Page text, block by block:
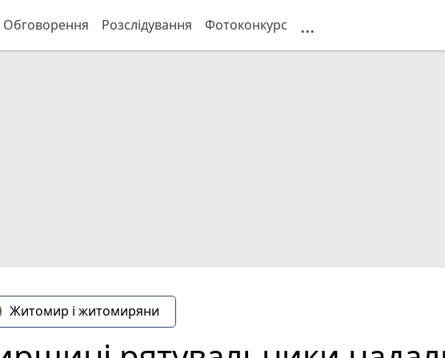
Обговорення Розслідування Фотоконкурс ...
Житомир і житомиряни